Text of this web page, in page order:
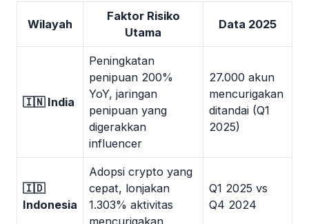
Wilayah
Faktor Risiko
Utama
Data 2025
🇮🇳 India
Peningkatan
penipuan 200%
YoY, jaringan
penipuan yang
digerakkan
influencer
27.000 akun
mencurigakan
ditandai (Q1
2025)
🇮🇩
Indonesia
Adopsi crypto yang
cepat, lonjakan
1.303% aktivitas
mencurigakan
Q1 2025 vs
Q4 2024